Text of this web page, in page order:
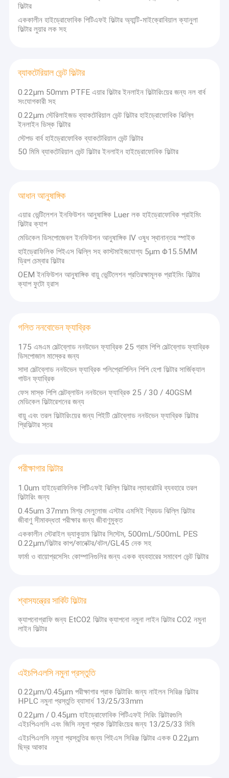
পিটিএফই ঝিল্লি
গ্লাস ফাইবার ঝিল্লি
পিপি ঝিল্লি
পিভিডিএফ ঝিল্লি
ট্রান্সডুসার প্রটেক্টর
ব্যাকটেরিয়াল ভেন্ট ফিল্টার
পরীক্ষাগার ফিল্টার
শ্বাসযন্ত্রের সার্কিট ফিল্টার
এইচপিএলসি নমুনা প্রস্তুতি
সংস্কৃতি মিডিয়া ফিল্টারিং
মাইক্রোবায়োলজি পরীক্ষা
অটোমোটিভ ভেন্ট
পোর্টেবল ইলেকট্রনিক্স ভেন্ট
প্যাকেজিং ভেন্ট
আউটডোর ইলেকট্রনিক্স ভেন্ট
ফিল্টার
এককালীন হাইড্রোফোবিক পিটিএফই ফিল্টার অ্যান্টি-মাইক্রোবিয়াল ক্যানুলা
ফিল্টার লুয়ার লক সহ
ব্যাকটেরিয়াল ভেন্ট ফিল্টার
0.22μm 50mm PTFE এয়ার ফিল্টার ইনলাইন ফিল্টারিংয়ের জন্য নল বার্ব
সংযোগকারী সহ
0.22μm স্টেরিলাইজড ব্যাকটেরিয়াল ভেন্ট ফিল্টার হাইড্রোফোবিক ঝিল্লি
ইনলাইন ডিস্ক ফিল্টার
স্টেপড বার্ব হাইড্রোফোবিক ব্যাকটেরিয়াল ভেন্ট ফিল্টার
50 মিমি ব্যাকটেরিয়াল ভেন্ট ফিল্টার ইনলাইন হাইড্রোফোবিক ফিল্টার
আধান আনুষাঙ্গিক
এয়ার ভেন্টিলেশন ইনফিউশন আনুষাঙ্গিক Luer লক হাইড্রোফোবিক প্রাইমিং
ফিল্টার ক্যাপ
মেডিকেল ডিসপোজেবল ইনফিউশন আনুষাঙ্গিক IV ওষুধ স্থানান্তর স্পাইক
হাইড্রোফিলিক পিইএস ঝিল্লি সহ কাস্টমাইজযোগ্য 5μm Φ15.5MM
ড্রিপ চেম্বার ফিল্টার
OEM ইনফিউশন আনুষাঙ্গিক বায়ু ভেন্টিলেশন প্রতিরক্ষামূলক প্রাইমিং ফিল্টার
ক্যাপ ফুটো হ্রাস
গলিত ননবোভেন ফ্যাব্রিক
175 এমএম মেল্টব্লোড ননউভেন ফ্যাব্রিক 25 গ্রাম পিপি মেল্টব্লোড ফ্যাব্রিক
ডিসপোজাল মাস্কের জন্য
সাদা মেল্টব্লোড ননউভেন ফ্যাব্রিক পলিপ্রোপিলিন পিপি হেপা ফিল্টার সার্জিক্যাল
গাউন ফ্যাব্রিক
ফেস মাস্ক পিপি মেল্টব্লাউন ননউভেন ফ্যাব্রিক 25 / 30 / 40GSM
মেডিকেল ফিল্টারেশনের জন্য
বায়ু এবং তরল ফিল্টারিংয়ের জন্য পিইটি মেল্টব্লোড ননউভেন ফ্যাব্রিক ফিল্টার
প্রিফিল্টার স্তর
পরীক্ষাগার ফিল্টার
1.0um হাইড্রোফিলিক পিটিএফই ঝিল্লি ফিল্টার ল্যাবরেটরি ব্যবহারে তরল
ফিল্টারিং জন্য
0.45um 37mm মিশ্র সেলুলোজ এস্টার এমসিই গ্রিডড ঝিল্লি ফিল্টার
জীবাণু সীমাবদ্ধতা পরীক্ষার জন্য জীবাণুমুক্ত
এককালীন স্টেরাইল ভ্যাকুয়াম ফিল্টার সিস্টেম, 500mL/500mL PES
0.22μm/ফিল্টার কাপ/কানেক্টর/বটল/GL45 নেক সহ
ফার্মা ও বায়োপ্রসেসিং কোম্পানিগুলির জন্য একক ব্যবহারের সমাবেশ ভেন্ট ফিল্টার
শ্বাসযন্ত্রের সার্কিট ফিল্টার
ক্যাপনোগ্রাফি জন্য EtCO2 ফিল্টার ক্যাপনো নমুনা লাইন ফিল্টার CO2 নমুনা
লাইন ফিল্টার
এইচপিএলসি নমুনা প্রস্তুতি
0.22μm/0.45μm পরীক্ষাগার প্রাক ফিল্টারিং জন্য নাইলন সিরিঞ্জ ফিল্টার
HPLC নমুনা প্রস্তুতি ব্যাসার্ধ 13/25/33mm
0.22μm / 0.45μm হাইড্রোফোবিক পিটিএফই সিরিং ফিল্টারগুলি
এইচপিএলসি এবং জিসি নমুনা প্রাক ফিল্টারিংয়ের জন্য 13/25/33 মিমি
এইচপিএলসি নমুনা প্রস্তুতির জন্য পিইএস সিরিঞ্জ ফিল্টার একক 0.22μm
ছিদ্র আকার
কার্যক্রমে গুণমান এবং সুরক্ষার একটি উচ্চ মান বজায় রাখতে প্রতিশ্রুতিবদ্ধ।